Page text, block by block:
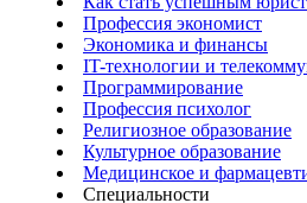
Профессия экономист
Экономика и финансы
IT-технологии и
Программирование
Профессия психолог
Религиозное образование
Культурное образование
Медицинское и
Специальности